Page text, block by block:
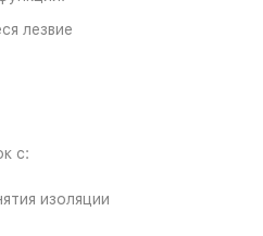
лезвие
с:
изоляции